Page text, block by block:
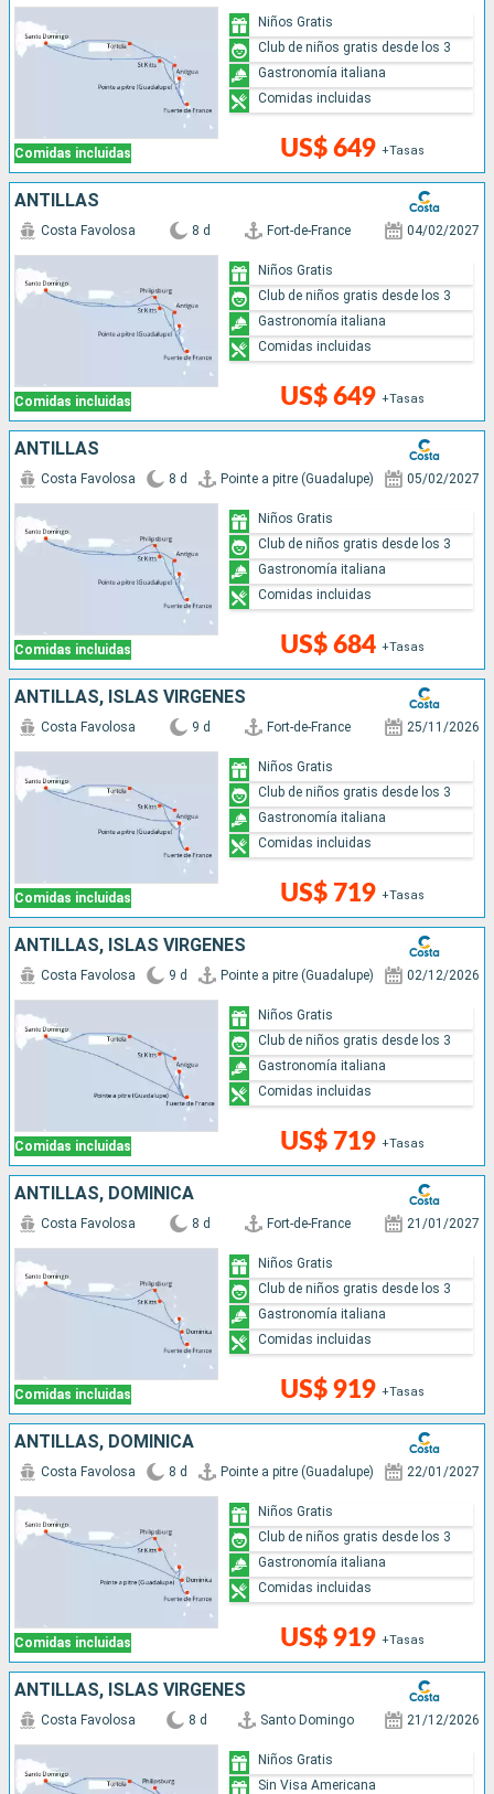
Comidas incluidas US$ 649 +Tasas
Niños Gratis
Club de niños gratis desde los 3
Gastronomía italiana
Comidas incluidas
ANTILLAS
Comidas incluidas
Costa Favolosa 8 d Fort-de-France 04/02/2027
US$ 649 +Tasas
Niños Gratis
Club de niños gratis desde los 3
Gastronomía italiana
Comidas incluidas
ANTILLAS
Comidas incluidas
Costa Favolosa 8 d Pointe a pitre (Guadalupe) 05/02/2027
US$ 684 +Tasas
Niños Gratis
Club de niños gratis desde los 3
Gastronomía italiana
Comidas incluidas
ANTILLAS, ISLAS VÍRGENES
Comidas incluidas
Costa Favolosa 9 d Fort-de-France 25/11/2026
US$ 719 +Tasas
Niños Gratis
Club de niños gratis desde los 3
Gastronomía italiana
Comidas incluidas
ANTILLAS, ISLAS VÍRGENES
Comidas incluidas
Costa Favolosa 9 d Pointe a pitre (Guadalupe) 02/12/2026
US$ 719 +Tasas
Niños Gratis
Club de niños gratis desde los 3
Gastronomía italiana
Comidas incluidas
ANTILLAS, DOMINICA
Comidas incluidas
Costa Favolosa 8 d Fort-de-France 21/01/2027
US$ 919 +Tasas
Niños Gratis
Club de niños gratis desde los 3
Gastronomía italiana
Comidas incluidas
ANTILLAS, DOMINICA
Comidas incluidas
Costa Favolosa 8 d Pointe a pitre (Guadalupe) 22/01/2027
US$ 919 +Tasas
Niños Gratis
Club de niños gratis desde los 3
Gastronomía italiana
Comidas incluidas
ANTILLAS, ISLAS VÍRGENES
Costa Favolosa 8 d Santo Domingo 21/12/2026
Niños Gratis
Sin Visa Americana